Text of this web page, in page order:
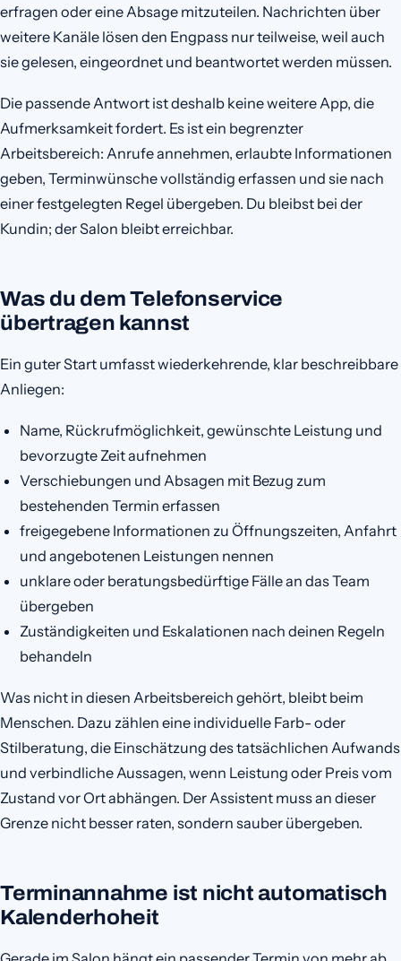
erfragen oder eine Absage mitzuteilen. Nachrichten über
weitere Kanäle lösen den Engpass nur teilweise, weil auch
sie gelesen, eingeordnet und beantwortet werden müssen.
Die passende Antwort ist deshalb keine weitere App, die
Aufmerksamkeit fordert. Es ist ein begrenzter
Arbeitsbereich: Anrufe annehmen, erlaubte Informationen
geben, Terminwünsche vollständig erfassen und sie nach
einer festgelegten Regel übergeben. Du bleibst bei der
Kundin; der Salon bleibt erreichbar.
Was du dem Telefonservice
übertragen kannst
Ein guter Start umfasst wiederkehrende, klar beschreibbare
Anliegen:
Name, Rückrufmöglichkeit, gewünschte Leistung und
bevorzugte Zeit aufnehmen
Verschiebungen und Absagen mit Bezug zum
bestehenden Termin erfassen
freigegebene Informationen zu Öffnungszeiten, Anfahrt
und angebotenen Leistungen nennen
unklare oder beratungsbedürftige Fälle an das Team
übergeben
Zuständigkeiten und Eskalationen nach deinen Regeln
behandeln
Was nicht in diesen Arbeitsbereich gehört, bleibt beim
Menschen. Dazu zählen eine individuelle Farb- oder
Stilberatung, die Einschätzung des tatsächlichen Aufwands
und verbindliche Aussagen, wenn Leistung oder Preis vom
Zustand vor Ort abhängen. Der Assistent muss an dieser
Grenze nicht besser raten, sondern sauber übergeben.
Terminannahme ist nicht automatisch
Kalenderhoheit